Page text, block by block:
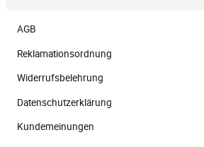
AGB
Reklamationsordnung
Widerrufsbelehrung
Datenschutzerklärung
Kundemeinungen